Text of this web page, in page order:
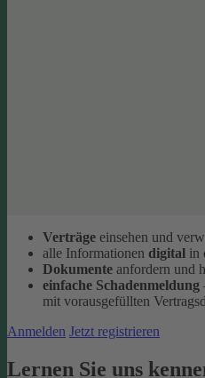
Verträge einsehen und
alle Informationen digital in
Dokumente anfordern und
einfache Schadenmeldung
mit vorausgefüllten
Anmelden Jetzt registrieren
Lernen Sie uns